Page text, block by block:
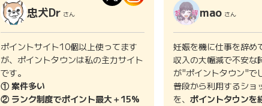
忠犬Dr さん
ポイントサイト10個以上使ってます
が、ポイントタウンは私の主力サイト
です。
① 案件多い
② ランク制度でポイント最大＋15%
mao さん
妊娠を機に仕事を辞め
収入の大幅減で不安な
が"ポイントタウン"で
普段から利用するショ
を、 ポイントタウンを